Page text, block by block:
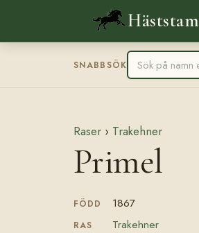
Häststam
SNABBSÖK
Raser › Trakehner
Primel
FÖDD 1867
RAS Trakehner